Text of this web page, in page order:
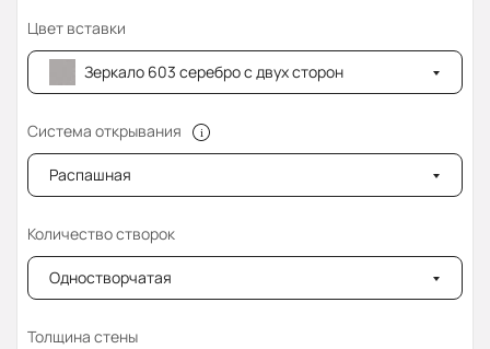
Цвет вставки
Зеркало 603 серебро с двух сторон
Система открывания
Распашная
Количество створок
Одностворчатая
Толщина стены